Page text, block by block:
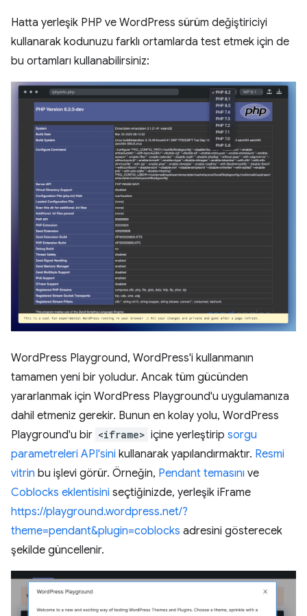
Hatta yerleşik PHP ve WordPress sürüm değiştiriciyi
kullanarak kodunuzu farklı ortamlarda test etmek için de
bu ortamları kullanabilirsiniz:
WordPress Playground, WordPress'i kullanmanın
tamamen yeni bir yoludur. Ancak tüm gücünden
yararlanmak için WordPress Playground'u uygulamanıza
dahil etmeniz gerekir. Bunun en kolay yolu, WordPress
Playground'u bir <iframe> içine yerleştirip sorgu
parametreleri API'sini kullanarak yapılandırmaktır. Resmi
vitrin bu işlevi görür. Örneğin, Pendant temasını ve
Coblocks eklentisini seçtiğinizde, yerleşik iFrame
https://playground.wordpress.net/?
theme=pendant&plugin=coblocks adresini gösterecek
şekilde güncellenir.